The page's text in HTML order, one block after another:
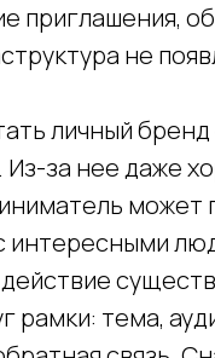
приглашения,
не
личный
Из-за нее даже
может
интересными
рамки: тема,